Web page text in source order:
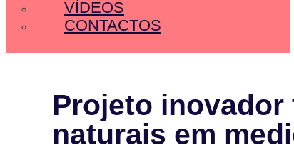
VÍDEOS
CONTACTOS
Projeto inovador
naturais em